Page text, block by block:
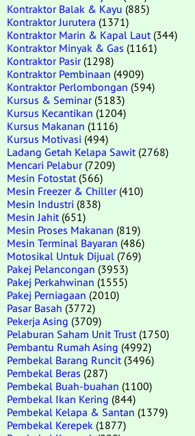
Kontraktor Balak & Kayu (885)
Kontraktor Jurutera (1371)
Kontraktor Marin & Kapal Laut (344)
Kontraktor Minyak & Gas (1161)
Kontraktor Pasir(1298)
Kontraktor Pembinaan (4909)
Kontraktor Perlombongan (594)
Kursus & Seminar(5183)
Kursus Kecantikan (1204)
Kursus Makanan (1116)
Kursus Motivasi (494)
Ladang Getah Kelapa Sawit (2768)
Mencari Pelabur(7209)
Mesin Fotostat (566)
Mesin Freezer & Chiller(410)
Mesin Industri (838)
Mesin Jahit (651)
Mesin Proses Makanan (819)
Mesin Terminal Bayaran (486)
Motosikal Untuk Dijual (769)
Pakej Pelancongan (3953)
Pakej Perkahwinan (1555)
Pakej Perniagaan (2010)
Pasar Basah (3772)
Pekerja Asing (3709)
Pelaburan Saham Unit Trust (1750)
Pembantu Rumah Asing (4992)
Pembekal Barang Runcit (3496)
Pembekal Beras (287)
Pembekal Buah-buahan (1100)
Pembekal Ikan Kering (844)
Pembekal Kelapa & Santan (1379)
Pembekal Kerepek (1877)